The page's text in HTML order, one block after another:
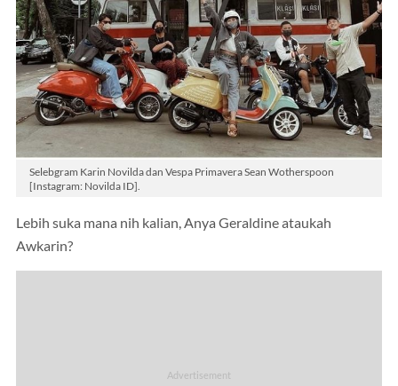
Selebgram Karin Novilda dan Vespa Primavera Sean Wotherspoon
[Instagram: Novilda ID].
Lebih suka mana nih kalian, Anya Geraldine ataukah
Awkarin?